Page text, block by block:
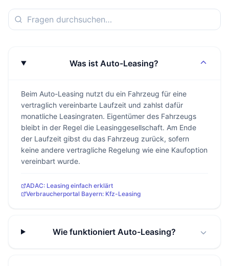
Was ist Auto-Leasing?
Beim Auto-Leasing nutzt du ein Fahrzeug für eine
vertraglich vereinbarte Laufzeit und zahlst dafür
monatliche Leasingraten. Eigentümer des Fahrzeugs
bleibt in der Regel die Leasinggesellschaft. Am Ende
der Laufzeit gibst du das Fahrzeug zurück, sofern
keine andere vertragliche Regelung wie eine Kaufoption
vereinbart wurde.
ADAC: Leasing einfach erklärt
Verbraucherportal Bayern: Kfz-Leasing
Wie funktioniert Auto-Leasing?